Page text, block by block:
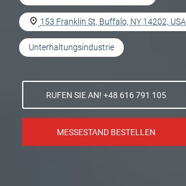
153 Franklin St, Buffalo, NY 14202, USA
Unterhaltungsindustrie
RUFEN SIE AN! +48 616 791 105
MESSESTAND BESTELLEN